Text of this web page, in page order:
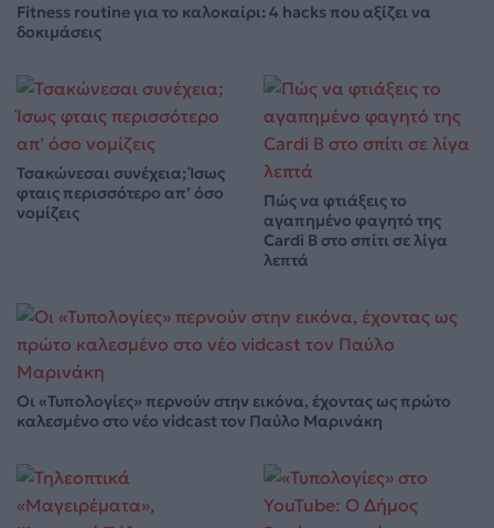
Fitness routine για το καλοκαίρι: 4 hacks που αξίζει να
δοκιμάσεις
Τσακώνεσαι συνέχεια; Ίσως
φταις περισσότερο απ’ όσο
νομίζεις
Πώς να φτιάξεις το
αγαπημένο φαγητό της
Cardi B στο σπίτι σε λίγα
λεπτά
Οι «Τυπολογίες» περνούν στην εικόνα, έχοντας ως πρώτο
καλεσμένο στο νέο vidcast τον Παύλο Μαρινάκη